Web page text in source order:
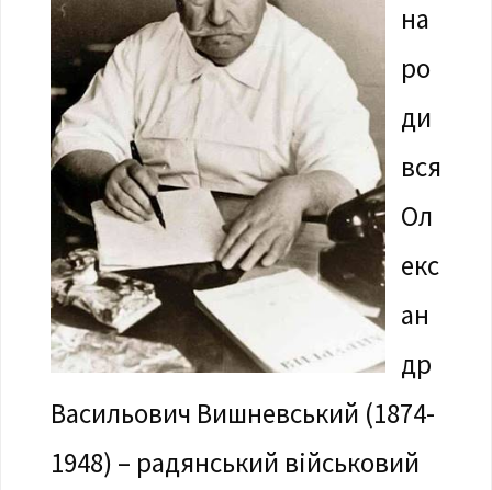
на
ро
ди
вся
Ол
екс
ан
др
Васильович Вишневський (1874-
1948) – радянський військовий